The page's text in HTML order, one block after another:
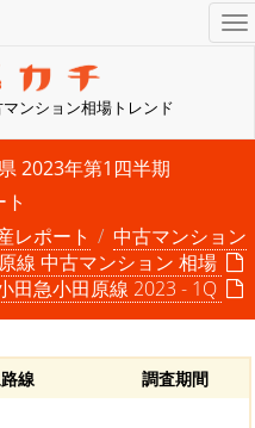
ンション相場トレンド
2023年第1四半期
レポート
中古マンション
線 中古マンション 相場
田急小田原線 2023 - 1Q
線 調査期間